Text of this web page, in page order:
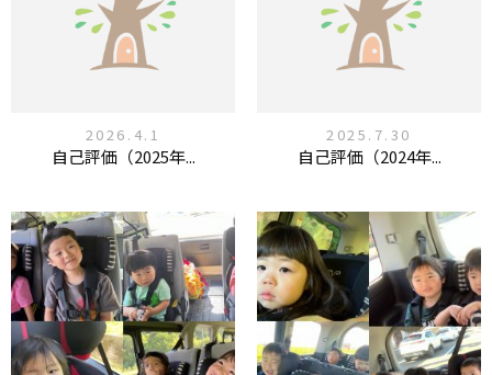
2026.4.1
自己評価（2025年...
2025.7.30
自己評価（2024年...